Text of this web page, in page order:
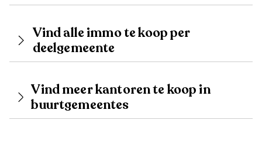
Vind alle immo te koop per
deelgemeente
Vind meer kantoren te koop in
buurtgemeentes